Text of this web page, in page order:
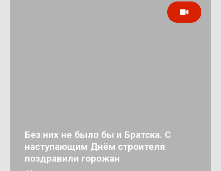
Без них не было бы и Братска. С
наступающим Днём строителя
поздравили горожан